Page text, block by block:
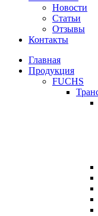
Новости
Статьи
Отзывы
Контакты
Главная
Продукция
FUCHS